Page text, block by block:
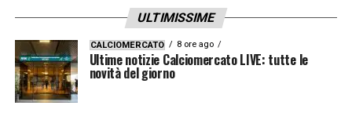
ULTIMISSIME
CALCIOMERCATO 8 ore ago
Ultime notizie Calciomercato LIVE: tutte le
novità del giorno